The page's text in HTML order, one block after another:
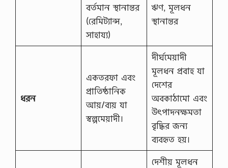
বর্তমান স্থানান্তর
(রেমিট্যান্স,
সাহায্য)
ঋণ, মূলধন
স্থানান্তর
ধরন
একতরফা এবং
প্রাতিষ্ঠানিক
আয়/ব্যয় যা
স্বল্পমেয়াদী।
দীর্ঘমেয়াদী
মূলধন প্রবাহ যা
দেশের
অবকাঠামো এবং
উৎপাদনক্ষমতা
বৃদ্ধির জন্য
ব্যবহৃত হয়।
দেশীয় মূলধন